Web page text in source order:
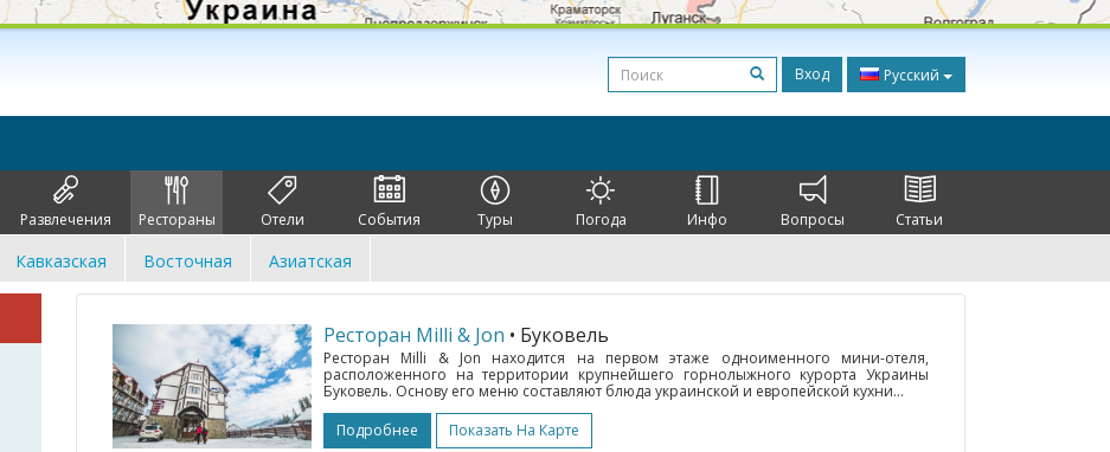
Вход Русский
Развлечения Рестораны Отели События Туры Погода Инфо Вопросы Статьи
Кавказская Восточная Азиатская
Ресторан Milli & Jon • Буковель
Ресторан Milli & Jon находится на первом этаже одноименного мини-отеля,
расположенного на территории крупнейшего горнолыжного курорта Украины
Буковель. Основу его меню составляют блюда украинской и европейской кухни...
Подробнее
Показать На Карте